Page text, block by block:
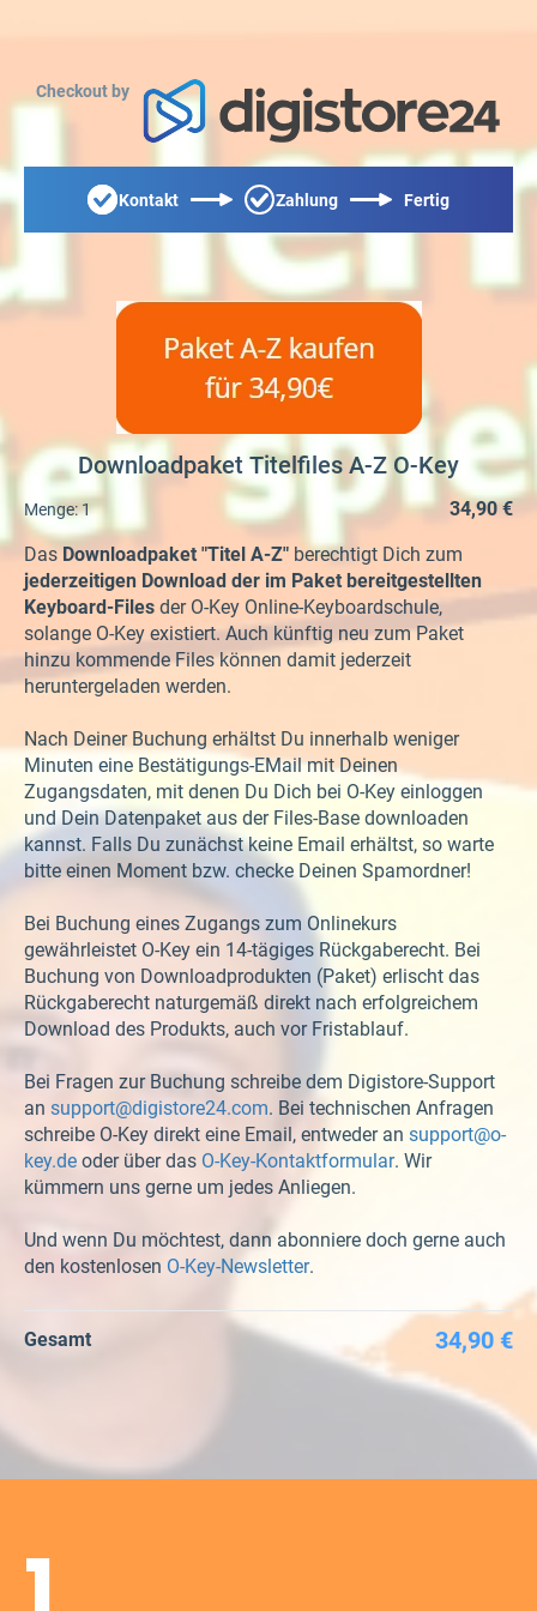
Checkout by
Kontakt Zahlung Fertig
Downloadpaket Titelfiles A-Z O-Key
Menge:1
34,90 €
DasDownloadpaket "Titel A-Z" berechtigt Dich zum
jederzeitigen Download der im Paket bereitgestellten
Keyboard-Files der O-Key Online-Keyboardschule,
solange O-Key existiert. Auch künftig neu zum Paket
hinzu kommende Files können damit jederzeit
heruntergeladen werden.
Nach Deiner Buchung erhältst Du innerhalb weniger
Minuten eine Bestätigungs-EMail mit Deinen
Zugangsdaten, mit denen Du Dich bei O-Key einloggen
und Dein Datenpaket aus der Files-Base downloaden
kannst. Falls Du zunächst keine Email erhältst, so warte
bitte einen Moment bzw. checke Deinen Spamordner!
Bei Buchung eines Zugangs zum Onlinekurs
gewährleistet O-Key ein 14-tägiges Rückgaberecht. Bei
Buchung von Downloadprodukten (Paket) erlischt das
Rückgaberecht naturgemäß direkt nach erfolgreichem
Download des Produkts, auch vor Fristablauf.
Bei Fragen zur Buchung schreibe dem Digistore-Support
an support@digistore24.com. Bei technischen Anfragen
schreibe O-Key direkt eine Email, entweder an support@o-
key.de oder über das O-Key-Kontaktformular. Wir
kümmern uns gerne um jedes Anliegen.
Und wenn Du möchtest, dann abonniere doch gerne auch
den kostenlosen O-Key-Newsletter.
Gesamt 34,90 €